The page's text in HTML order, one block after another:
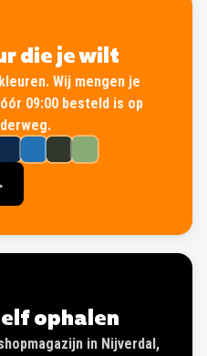
die je wilt
Wij mengen je
09:00 besteld is op
ophalen
in Nijverdal,